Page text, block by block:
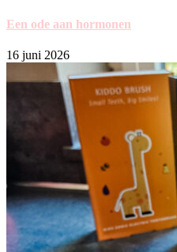
Een ode aan hormonen
16 juni 2026